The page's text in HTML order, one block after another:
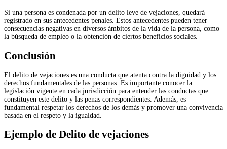
Si una persona es condenada por un delito leve de vejaciones, quedará
registrado en sus antecedentes penales. Estos antecedentes pueden tener
consecuencias negativas en diversos ámbitos de la vida de la persona, como
la búsqueda de empleo o la obtención de ciertos beneficios sociales.
Conclusión
El delito de vejaciones es una conducta que atenta contra la dignidad y los
derechos fundamentales de las personas. Es importante conocer la
legislación vigente en cada jurisdicción para entender las conductas que
constituyen este delito y las penas correspondientes. Además, es
fundamental respetar los derechos de los demás y promover una convivencia
basada en el respeto y la igualdad.
Ejemplo de Delito de vejaciones